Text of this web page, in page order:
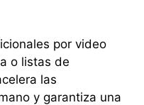
por video
o listas de
las
y garantiza una